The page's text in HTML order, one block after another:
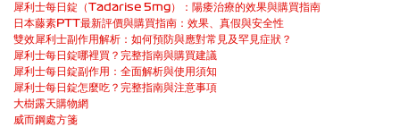
犀利士每日錠（Tadarise 5mg）：陽痿治療的效果與購買指南
日本藤素PTT最新評價與購買指南：效果、真假與安全性
雙效犀利士副作用解析：如何預防與應對常見及罕見症狀？
犀利士每日錠哪裡買？完整指南與購買建議
犀利士每日錠副作用：全面解析與使用須知
犀利士每日錠怎麼吃？完整指南與注意事項
大樹露天購物網
威而鋼處方箋